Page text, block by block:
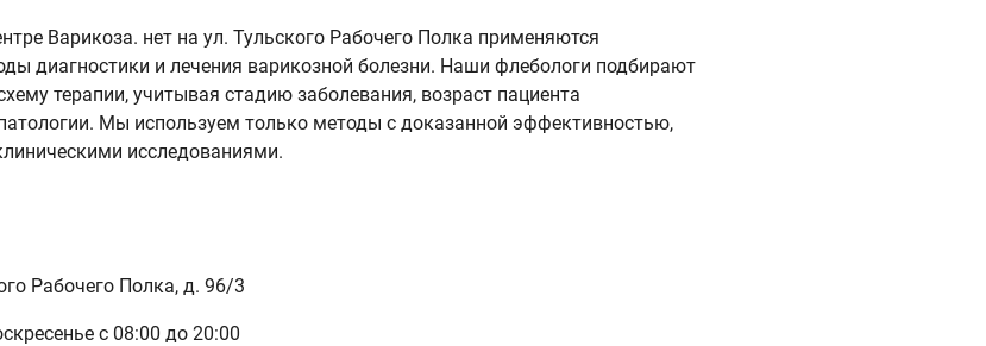
Варикоза. нет на ул. Тульского Рабочего Полка применяются
диагностики и лечения варикозной болезни. Наши флебологи подбирают
терапии, учитывая стадию заболевания, возраст пациента
Мы используем только методы с доказанной эффективностью,
исследованиями.
Рабочего Полка, д. 96/3
с 08:00 до 20:00